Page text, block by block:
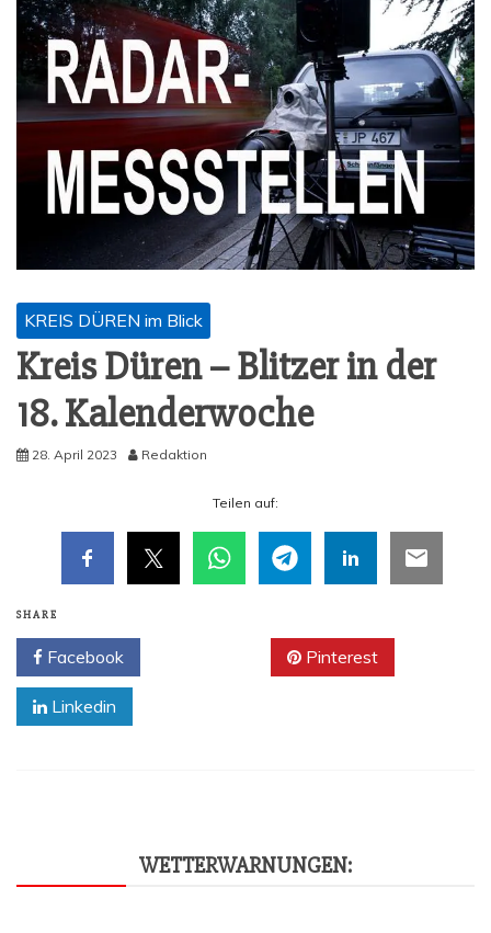
KREIS DÜREN im Blick
Kreis Düren – Blit­zer in der
18. Kalenderwoche
28. April 2023 Redaktion
Tei­len auf:
SHARE
Facebook Pinterest
Linkedin
WET­TER­WAR­NUN­GEN: